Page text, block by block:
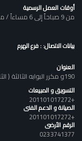
أوقات العمل الرسمية
من 9 صباحاً إلى 6 مساءاً / من السبت إلى الخميس
بيانات الاتصال: : فرع الهرم
العنوان
190و مكرر البوابه الثالثة ( الثانيه القديمه) بوابه خفرع - حدائق الأهرام - الجيزة
التسويق و المبيعات
+201101017272
الصيانة و الدعم الفنى
+201101017272
الرقم الأرضى
0233741377